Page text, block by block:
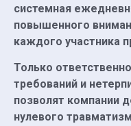
системная
повышенного
каждого участника
Только
требований и
позволят компании
нулевого